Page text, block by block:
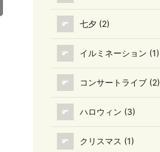
七夕 (2)
イルミネーション (1)
コンサートライブ (2)
ハロウィン (3)
クリスマス (1)